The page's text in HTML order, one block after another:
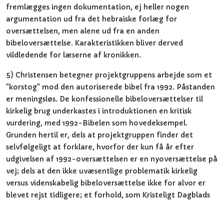
fremlægges ingen dokumentation, ej heller nogen
argumentation ud fra det hebraiske forlæg for
oversættelsen, men alene ud fra en anden
bibeloversættelse. Karakteristikken bliver derved
vildledende for læserne af kronikken.
5) Christensen betegner projektgruppens arbejde som et
"korstog" mod den autoriserede bibel fra 1992. Påstanden
er meningsløs. De konfessionelle bibeloversættelser til
kirkelig brug underkastes i introduktionen en kritisk
vurdering, med 1992-Bibelen som hovedeksempel.
Grunden hertil er, dels at projektgruppen finder det
selvfølgeligt at forklare, hvorfor der kun få år efter
udgivelsen af 1992-oversættelsen er en nyoversættelse på
vej; dels at den ikke uvæsentlige problematik kirkelig
versus videnskabelig bibeloversættelse ikke for alvor er
blevet rejst tidligere; et forhold, som Kristeligt Dagblads